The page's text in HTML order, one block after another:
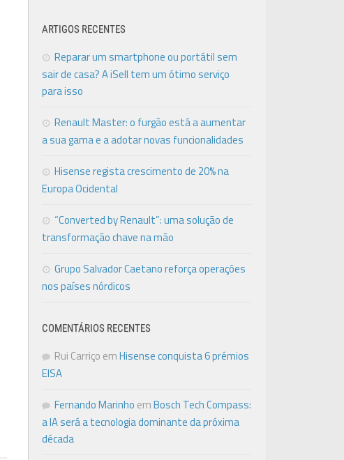
ARTIGOS RECENTES
Reparar um smartphone ou portátil sem
sair de casa? A iSell tem um ótimo serviço
para isso
Renault Master: o furgão está a aumentar
a sua gama e a adotar novas funcionalidades
Hisense regista crescimento de 20% na
Europa Ocidental
“Converted by Renault”: uma solução de
transformação chave na mão
Grupo Salvador Caetano reforça operações
nos países nórdicos
COMENTÁRIOS RECENTES
Rui Carriço emHisense conquista 6 prémios
EISA
Fernando Marinho emBosch Tech Compass:
a IA será a tecnologia dominante da próxima
década